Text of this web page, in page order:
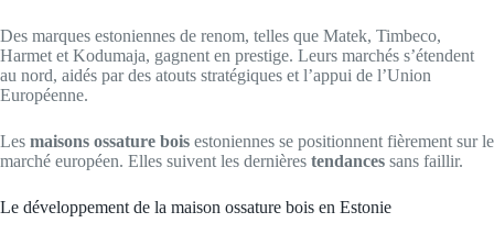
Des marques estoniennes de renom, telles que Matek, Timbeco,
Harmet et Kodumaja, gagnent en prestige. Leurs marchés s’étendent
au nord, aidés par des atouts stratégiques et l’appui de l’Union
Européenne.
Les maisons ossature bois estoniennes se positionnent fièrement sur le
marché européen. Elles suivent les dernières tendances sans faillir.
Le développement de la maison ossature bois en Estonie